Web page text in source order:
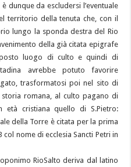
dunque da escludersi l’eventuale
territorio della tenuta che, con il
lungo la sponda destra del Rio
della già citata epigrafe
luogo di culto e quindi di
avrebbe potuto favorire
trasformatosi poi nel sito di
romana, al culto pagano di
età cristiana quello di S.Pietro:
della Torre è citata per la prima
nome di ecclesia Sancti Petri in
RioSalto deriva dal latino